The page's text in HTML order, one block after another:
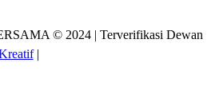
© 2024 | Terverifikasi Dewan
|